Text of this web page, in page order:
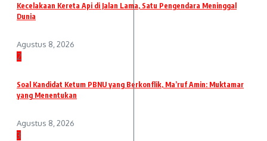
Kecelakaan Kereta Api di Jalan Lama, Satu Pengendara Meninggal
Dunia
Agustus 8, 2026
2
Soal Kandidat Ketum PBNU yang Berkonflik, Ma’ruf Amin: Muktamar
yang Menentukan
Agustus 8, 2026
3